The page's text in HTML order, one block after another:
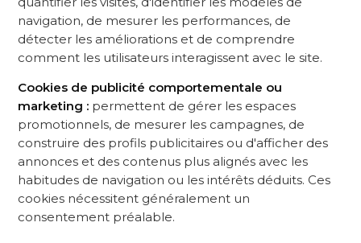
navigation, de mesurer les performances, de
détecter les améliorations et de comprendre
comment les utilisateurs interagissent avec le site.
Cookies de publicité comportementale ou
marketing : permettent de gérer les espaces
promotionnels, de mesurer les campagnes, de
construire des profils publicitaires ou d'afficher des
annonces et des contenus plus alignés avec les
habitudes de navigation ou les intérêts déduits. Ces
cookies nécessitent généralement un
consentement préalable.